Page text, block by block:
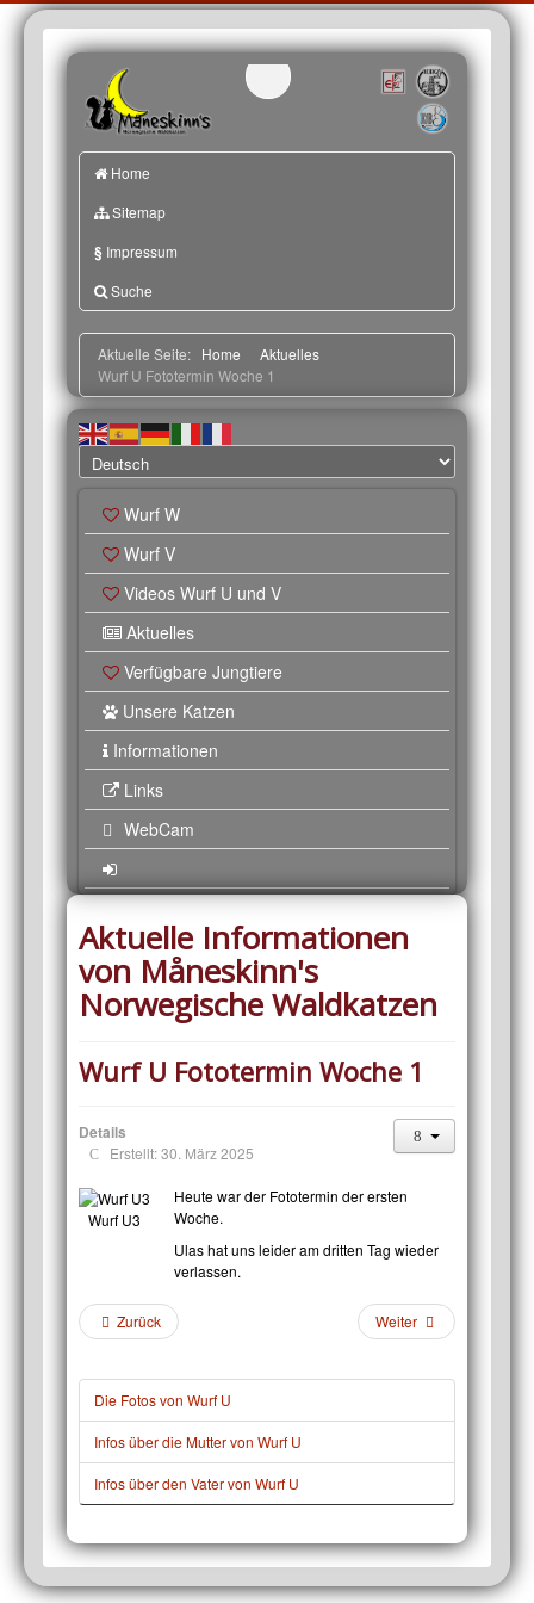
Home
Sitemap
§ Impressum
Suche
Aktuelle Seite: Home
Aktuelles
Wurf U Fototermin Woche 1
Wurf W
Wurf V
Videos Wurf U und V
Aktuelles
Verfügbare Jungtiere
Unsere Katzen
Informationen
Links
WebCam
Aktuelle Informationen
von Måneskinn's
Norwegische Waldkatzen
Wurf U Fototermin Woche 1
Details
Erstellt: 30. März 2025
Wurf U3
Heute war der Fototermin der ersten
Woche.
Ulas hat uns leider am dritten Tag wieder
verlassen.
Zurück Weiter
Die Fotos von Wurf U
Infos über die Mutter von Wurf U
Infos über den Vater von Wurf U